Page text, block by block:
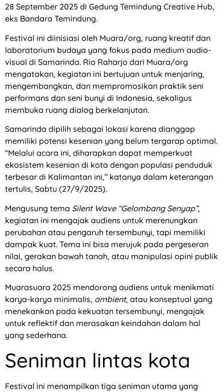
28 September 2025 di Gedung Temindung Creative Hub,
eks Bandara Temindung.
Festival ini diinisiasi oleh Muara/org, ruang kreatif dan
laboratorium budaya yang fokus pada medium audio-
visual di Samarinda. Rio Raharjo dari Muara/org
mengatakan, kegiatan ini bertujuan untuk menjaring,
mengembangkan, dan mempromosikan praktik seni
performans dan seni bunyi di Indonesia, sekaligus
membuka ruang dialog berkelanjutan.
Samarinda dipilih sebagai lokasi karena dianggap
memiliki potensi kesenian yang belum tergarap optimal.
“Melalui acara ini, diharapkan dapat memperkuat
ekosistem kesenian di kota dengan populasi penduduk
terbesar di Kalimantan ini,” katanya dalam keterangan
tertulis, Sabtu (27/9/2025).
Mengusung tema Silent Wave “Gelombang Senyap”,
kegiatan ini mengajak audiens untuk merenungkan
perubahan atau pengaruh tersembunyi, tapi memiliki
dampak kuat. Tema ini bisa merujuk pada pergeseran
nilai, gerakan bawah tanah, atau manipulasi opini publik
secara halus.
Muarasuara 2025 mendorong audiens untuk menikmati
karya-karya minimalis, ambient, atau konseptual yang
menekankan pada kekuatan tersembunyi, mengajak
untuk reflektif dan merasakan keindahan dalam hal
yang sederhana.
Seniman lintas kota
Festival ini menampilkan tiga seniman utama yang